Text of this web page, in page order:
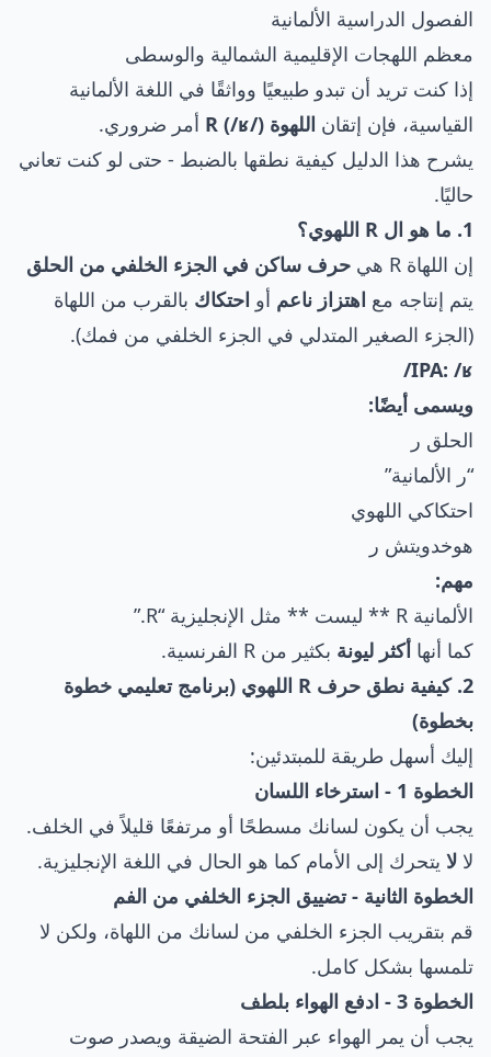
الفصول الدراسية الألمانية
معظم اللهجات الإقليمية الشمالية والوسطى
إذا كنت تريد أن تبدو طبيعيًا وواثقًا في اللغة الألمانية
القياسية، فإن إتقان اللهوة R (/ʁ/)
أمر ضروري.
يشرح هذا الدليل كيفية نطقها بالضبط - حتى لو كنت تعاني
حاليًا.
1. ما هو ال R اللهوي؟
إن اللهاة R هي
حرف ساكن في الجزء الخلفي من الحلق
يتم إنتاجه مع اهتزاز ناعم أو احتكاك بالقرب من اللهاة
(الجزء الصغير المتدلي في الجزء الخلفي من فمك).
IPA: /ʁ/
ويسمى أيضًا:
الحلق ر
“ر الألمانية”
احتكاكي اللهوي
هوخدويتش ر
مهم:
الألمانية R ** ليست ** مثل الإنجليزية “R.”
كما أنها أكثر ليونة بكثير من R الفرنسية.
2. كيفية نطق حرف R اللهوي (برنامج تعليمي خطوة
بخطوة)
إليك أسهل طريقة للمبتدئين:
الخطوة 1 - استرخاء اللسان
يجب أن يكون لسانك مسطحًا أو مرتفعًا قليلاً في الخلف.
لا لا يتحرك إلى الأمام كما هو الحال في اللغة الإنجليزية.
الخطوة الثانية - تضييق الجزء الخلفي من الفم
قم بتقريب الجزء الخلفي من لسانك من اللهاة، ولكن لا
تلمسها بشكل كامل.
الخطوة 3 - ادفع الهواء بلطف
يجب أن يمر الهواء عبر الفتحة الضيقة ويصدر صوت